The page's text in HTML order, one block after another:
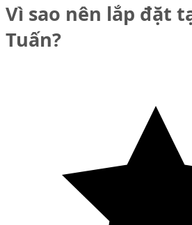
Vì sao nên lắp đặt
Tuấn?